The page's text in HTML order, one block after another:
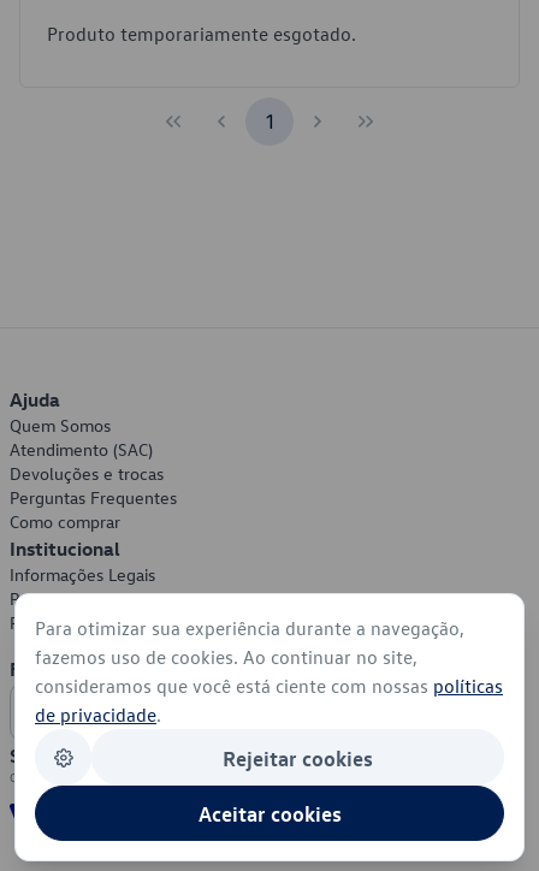
Produto temporariamente esgotado.
1
Ajuda
Quem Somos
Atendimento (SAC)
Devoluções e trocas
Perguntas Frequentes
Como comprar
Institucional
Informações Legais
Política de Privacidade
Política de Cookies
Formas de Pagamento
Segurança
Para otimizar sua experiência durante a navegação,
fazemos uso de cookies. Ao continuar no site,
consideramos que você está ciente com nossas políticas
de privacidade.
Rejeitar cookies
Aceitar cookies